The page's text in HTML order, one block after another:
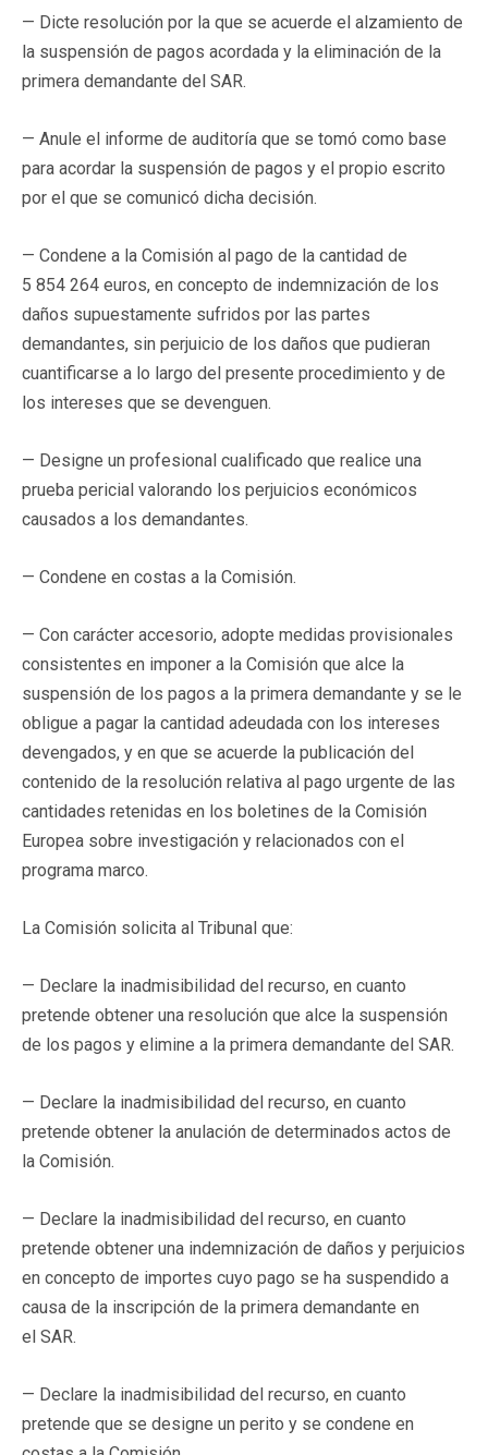
— Dicte resolución por la que se acuerde el alzamiento de
la suspensión de pagos acordada y la eliminación de la
primera demandante del SAR.
— Anule el informe de auditoría que se tomó como base
para acordar la suspensión de pagos y el propio escrito
por el que se comunicó dicha decisión.
— Condene a la Comisión al pago de la cantidad de
5 854 264 euros, en concepto de indemnización de los
daños supuestamente sufridos por las partes
demandantes, sin perjuicio de los daños que pudieran
cuantificarse a lo largo del presente procedimiento y de
los intereses que se devenguen.
— Designe un profesional cualificado que realice una
prueba pericial valorando los perjuicios económicos
causados a los demandantes.
— Condene en costas a la Comisión.
— Con carácter accesorio, adopte medidas provisionales
consistentes en imponer a la Comisión que alce la
suspensión de los pagos a la primera demandante y se le
obligue a pagar la cantidad adeudada con los intereses
devengados, y en que se acuerde la publicación del
contenido de la resolución relativa al pago urgente de las
cantidades retenidas en los boletines de la Comisión
Europea sobre investigación y relacionados con el
programa marco.
La Comisión solicita al Tribunal que:
— Declare la inadmisibilidad del recurso, en cuanto
pretende obtener una resolución que alce la suspensión
de los pagos y elimine a la primera demandante del SAR.
— Declare la inadmisibilidad del recurso, en cuanto
pretende obtener la anulación de determinados actos de
la Comisión.
— Declare la inadmisibilidad del recurso, en cuanto
pretende obtener una indemnización de daños y perjuicios
en concepto de importes cuyo pago se ha suspendido a
causa de la inscripción de la primera demandante en
el SAR.
— Declare la inadmisibilidad del recurso, en cuanto
pretende que se designe un perito y se condene en